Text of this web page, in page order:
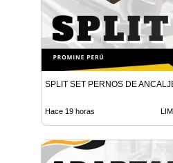
SPLIT SET PERNOS DE
Hace 19 horas